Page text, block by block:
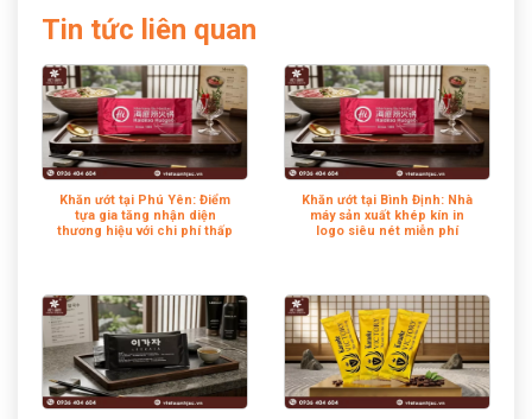
Tin tức liên quan
Khăn ướt tại Phú Yên: Điểm
tựa gia tăng nhận diện
thương hiệu với chi phí thấp
Khăn ướt tại Bình Định: Nhà
máy sản xuất khép kín in
logo siêu nét miễn phí